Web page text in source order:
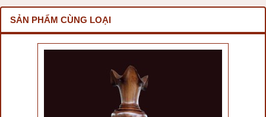
SẢN PHẨM CÙNG LOẠI